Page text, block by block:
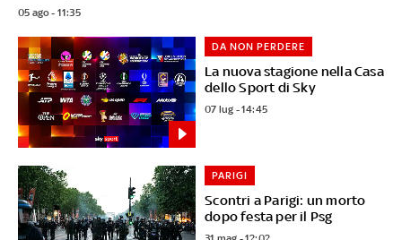
05 ago - 11:35
La nuova stagione nella Casa
dello Sport di Sky
DA NON PERDERE
07 lug - 14:45
Scontri a Parigi: un morto
dopo festa per il Psg
PARIGI